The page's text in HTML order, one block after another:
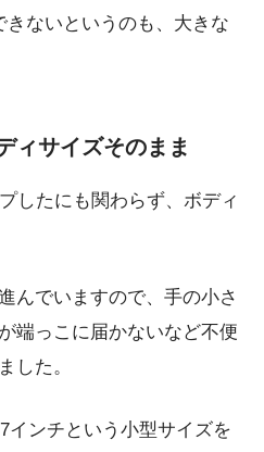
きないというのも、大きな
ィサイズそのまま
したにも関わらず、ボディ
んでいますので、手の小さ
端っこに届かないなど不便
した。
インチという小型サイズを